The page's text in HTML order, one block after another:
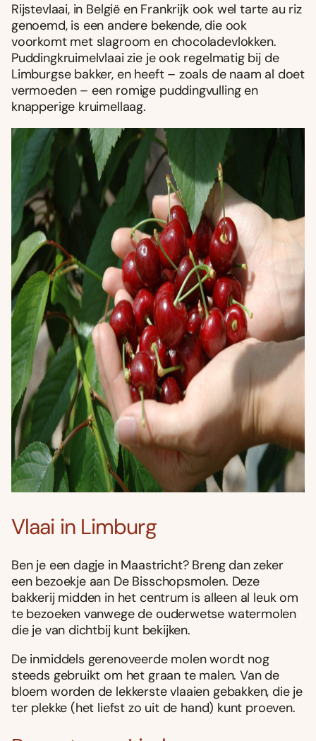
Rijstevlaai, in België en Frankrijk ook wel tarte au riz
genoemd, is een andere bekende, die ook
voorkomt met slagroom en chocoladevlokken.
Puddingkruimelvlaai zie je ook regelmatig bij de
Limburgse bakker, en heeft – zoals de naam al doet
vermoeden – een romige puddingvulling en
knapperige kruimellaag.
Vlaai in Limburg
Ben je een dagje in Maastricht? Breng dan zeker
een bezoekje aan De Bisschopsmolen. Deze
bakkerij midden in het centrum is alleen al leuk om
te bezoeken vanwege de ouderwetse watermolen
die je van dichtbij kunt bekijken.
De inmiddels gerenoveerde molen wordt nog
steeds gebruikt om het graan te malen. Van de
bloem worden de lekkerste vlaaien gebakken, die je
ter plekke (het liefst zo uit de hand) kunt proeven.